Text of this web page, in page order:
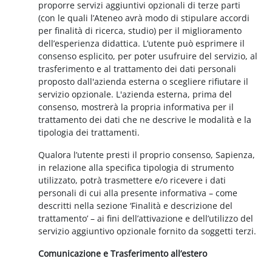
proporre servizi aggiuntivi opzionali di terze parti
(con le quali l’Ateneo avrà modo di stipulare accordi
per finalità di ricerca, studio) per il miglioramento
dell’esperienza didattica. L’utente può esprimere il
consenso esplicito, per poter usufruire del servizio, al
trasferimento e al trattamento dei dati personali
proposto dall'azienda esterna o scegliere rifiutare il
servizio opzionale. L'azienda esterna, prima del
consenso, mostrerà la propria informativa per il
trattamento dei dati che ne descrive le modalità e la
tipologia dei trattamenti.
Qualora l’utente presti il proprio consenso, Sapienza,
in relazione alla specifica tipologia di strumento
utilizzato, potrà trasmettere e/o ricevere i dati
personali di cui alla presente informativa – come
descritti nella sezione ‘Finalità e descrizione del
trattamento’ – ai fini dell’attivazione e dell’utilizzo del
servizio aggiuntivo opzionale fornito da soggetti terzi.
Comunicazione e Trasferimento all’estero